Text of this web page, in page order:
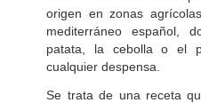
origen en zonas
mediterráneo español,
patata, la cebolla o el
cualquier despensa.
Se trata de una receta